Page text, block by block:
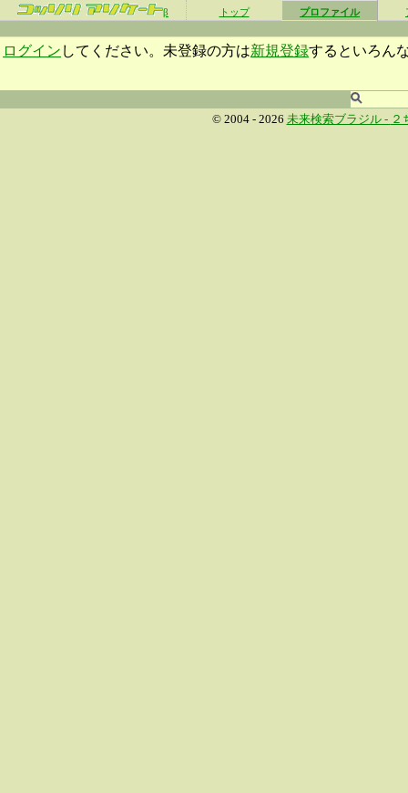
β トップ プロファイル
ログイン してください。未登録の方は新規登録するといろん
© 2004 - 2026 未来検索ブラジル - ２